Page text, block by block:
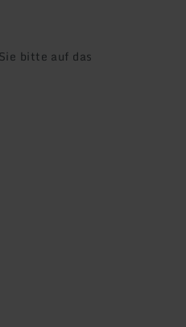
bitte auf das